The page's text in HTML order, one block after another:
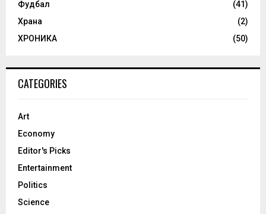
Фудбал
(41)
Храна
(2)
ХРОНИКА
(50)
CATEGORIES
Art
Economy
Editor's Picks
Entertainment
Politics
Science